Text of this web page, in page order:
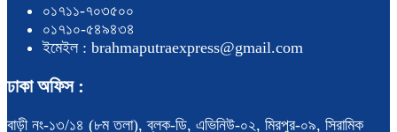
০১৭১১-৭০৩৫০০
০১৭১০-৫৪৯৪৩৪
ইমেইল : brahmaputraexpress@gmail.com
ঢাকা অফিস :
বাড়ী নং-১৩/১৪ (৮ম তলা), ব্লক-ডি, এভিনিউ-০২, মিরপুর-০৯, সিরামিক